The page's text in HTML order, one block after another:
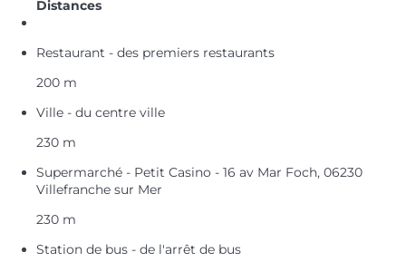
Distances
Restaurant - des premiers restaurants
200 m
Ville - du centre ville
230 m
Supermarché - Petit Casino - 16 av Mar Foch, 06230
Villefranche sur Mer
230 m
Station de bus - de l'arrêt de bus